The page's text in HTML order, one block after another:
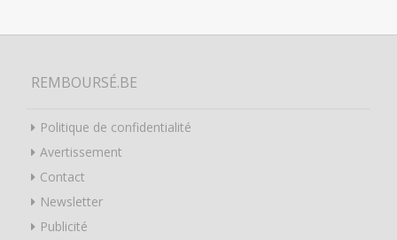
REMBOURSÉ.BE
Politique de confidentialité
Avertissement
Contact
Newsletter
Publicité